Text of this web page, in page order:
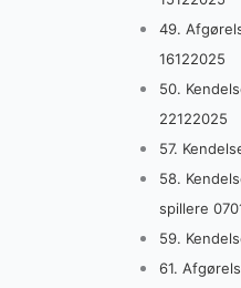
49.
16122025
50.
22122025
57.
58.
spillere
59.
61.